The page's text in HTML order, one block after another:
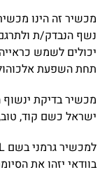
מכשיר זה הינו
נשף הנבדק/ת
יכולים לשמש
תחת השפעת
מכשיר בדיקת
ישראל כשם קוד,